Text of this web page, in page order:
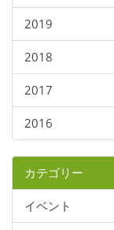
2019
2018
2017
2016
カテゴリー
イベント